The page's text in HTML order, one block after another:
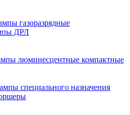
газоразрядные
ДРЛ
люминесцентные компактные
специального назначения